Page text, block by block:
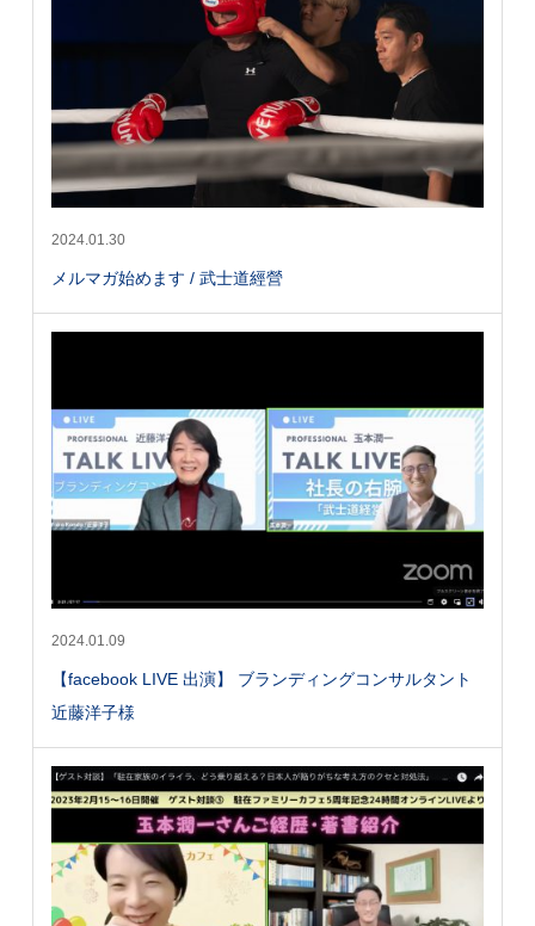
2024.01.30
メルマガ始めます / 武士道經營
2024.01.09
【facebook LIVE 出演】 ブランディングコンサルタント
近藤洋子様